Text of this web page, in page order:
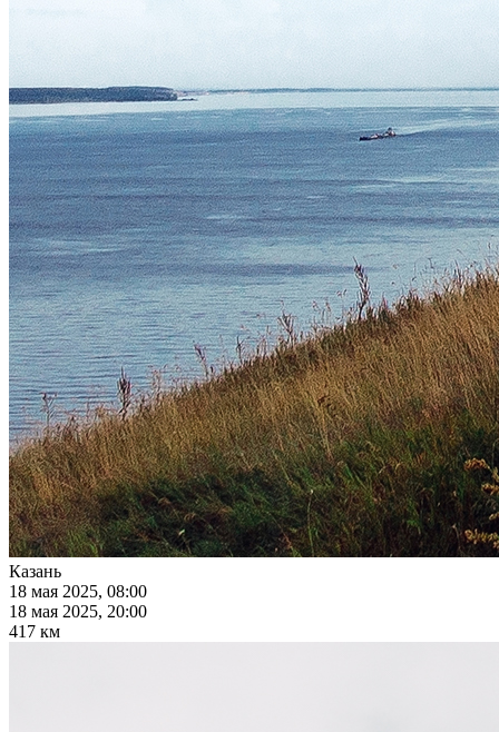
Казань
18 мая 2025, 08:00
18 мая 2025, 20:00
417 км